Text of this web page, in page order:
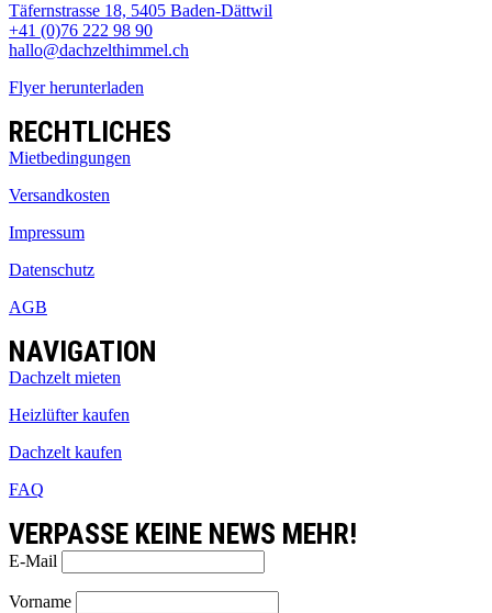
Täfernstrasse 18, 5405 Baden-Dättwil
+41 (0)76 222 98 90
hallo@dachzelthimmel.ch
Flyer herunterladen
RECHTLICHES
Mietbedingungen
Versandkosten
Impressum
Datenschutz
AGB
NAVIGATION
Dachzelt mieten
Heizlüfter kaufen
Dachzelt kaufen
FAQ
VERPASSE KEINE NEWS MEHR!
E-Mail
Vorname